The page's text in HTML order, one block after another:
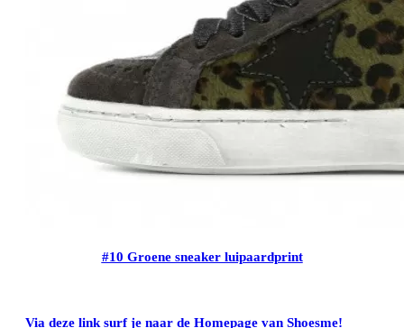
#10 Groene sneaker luipaardprint
Via deze link surf je naar de Homepage van Shoesme!